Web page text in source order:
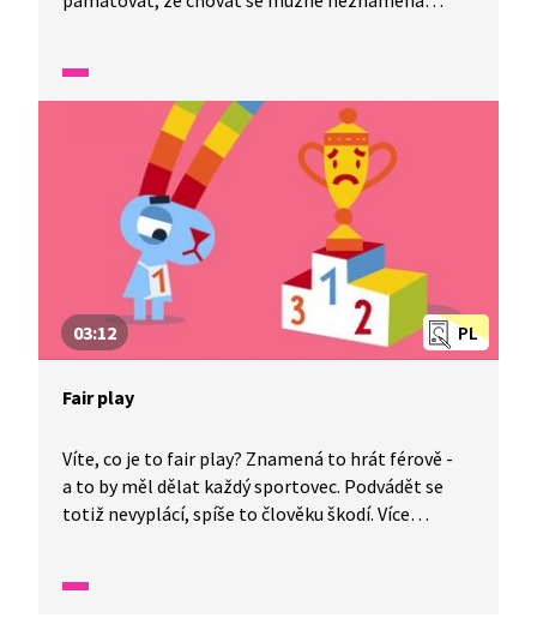
Pokud toto dokážete, tak bude vyhráno.
PL
03:12
Fair play
Víte, co je to fair play? Znamená to hrát férově -
a to by měl dělat každý sportovec. Podvádět se
totiž nevyplácí, spíše to člověku škodí. Více